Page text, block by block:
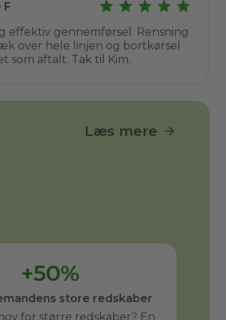
F
effektiv gennemførsel. Rensning
over hele linjen og bortkørsel
som aftalt. Tak til Kim.
Læs mere
+50%
store redskaber
for større redskaber? En